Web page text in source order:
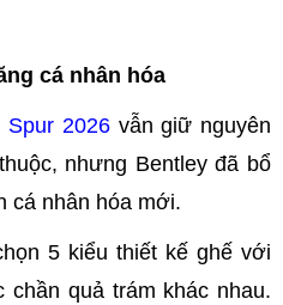
cá nhân hóa
Spur 2026vẫn giữ nguyên
nhưng Bentley đã bổ
cá nhân hóa mới.
5 kiểu thiết kế ghế với
chần quả trám khác nhau.